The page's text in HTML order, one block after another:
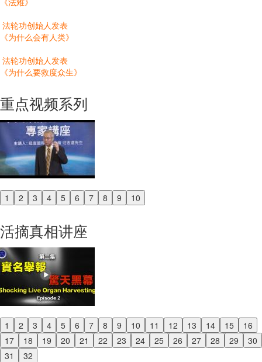
法轮功创始人发表
《为什么会有人类》
法轮功创始人发表
《为什么要救度众生》
重点视频系列
1 2 3 4 5 6 7 8 9 10
Previous
活摘真相讲座
1 2 3 4 5 6 7 8 9 10 11 12 13 14 15
16
17
18 19 20 21 22 23 24 25 26 27 28 29
30
31
32
Previous
Next